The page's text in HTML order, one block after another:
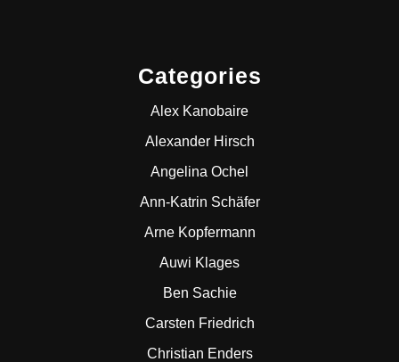
Categories
Alex Kanobaire
Alexander Hirsch
Angelina Ochel
Ann-Katrin Schäfer
Arne Kopfermann
Auwi Klages
Ben Sachie
Carsten Friedrich
Christian Enders